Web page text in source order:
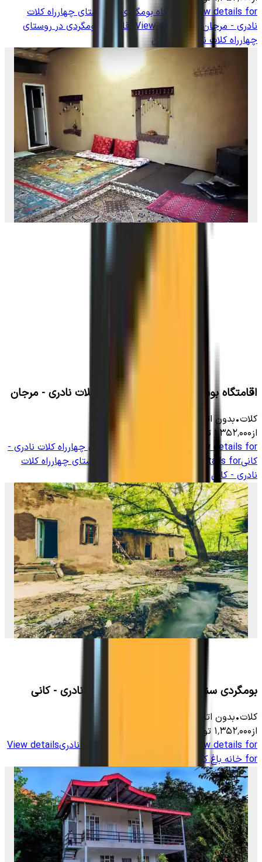
View details for
اقامتگاه بومگردی در روستای چهارراه کلات
نادری - مرجان View details for اقامتگاه بومگردی در روستای
چهارراه کلات نادری - مرجان
اقامتگاه بومگردی در روستای چهارراه کلات نادری - مرجان
کلات•بدون اتاق
از۱٬۳۵۲٬۰۰۰ تومان
View details for
بومگردی سنتی در روستای چهارراه کلات نادری -
کانیView details for
بومگردی سنتی در روستای چهارراه کلات
نادری - کانی
بومگردی سنتی در روستای چهارراه کلات نادری - کانی
کلات•بدون اتاق
از۱٬۳۵۲٬۰۰۰ تومان
View details for
خانه باغ کوهستانی در کلات نادریView details
for خانه باغ کوهستانی در کلات نادری